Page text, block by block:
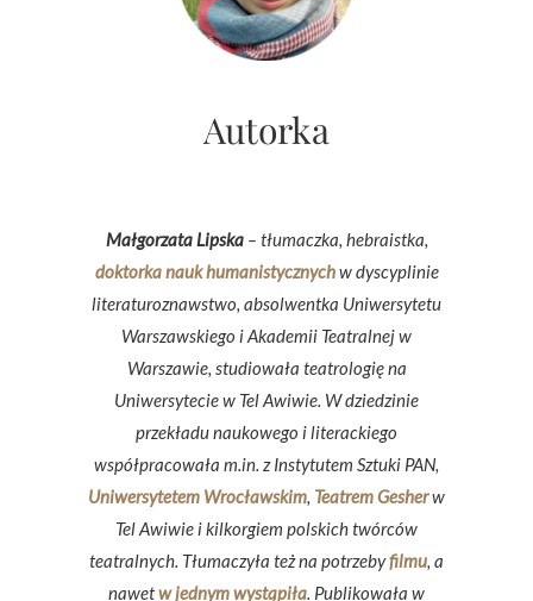
Autorka
Małgorzata Lipska– tłumaczka, hebraistka,
doktorka nauk humanistycznychw dyscyplinie
literaturoznawstwo, absolwentka Uniwersytetu
Warszawskiego i Akademii Teatralnej w
Warszawie, studiowała teatrologię na
Uniwersytecie w Tel Awiwie. W dziedzinie
przekładu naukowego i literackiego
współpracowała m.in. z Instytutem Sztuki PAN,
Uniwersytetem Wrocławskim, Teatrem Gesherw
Tel Awiwie i kilkorgiem polskich twórców
teatralnych. Tłumaczyła też na potrzebyfilmu, a
nawetw jednym wystąpiła. Publikowała w